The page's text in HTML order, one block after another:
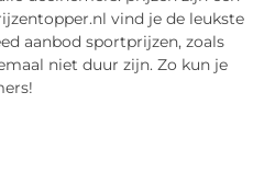
vind je de leukste
aanbod sportprijzen, zoals
niet duur zijn. Zo kun je